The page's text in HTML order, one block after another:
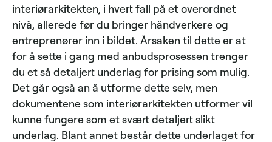
interiørarkitekten, i hvert fall på et overordnet
nivå, allerede før du bringer håndverkere og
entreprenører inn i bildet. Årsaken til dette er at
for å sette i gang med anbudsprosessen trenger
du et så detaljert underlag for prising som mulig.
Det går også an å utforme dette selv, men
dokumentene som interiørarkitekten utformer vil
kunne fungere som et svært detaljert slikt
underlag. Blant annet består dette underlaget for